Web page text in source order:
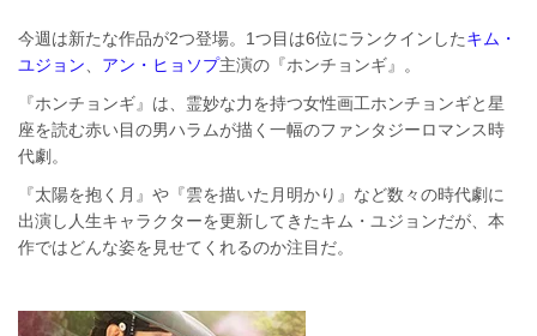
今週は新たな作品が2つ登場。1つ目は6位にランクインしたキム・
ユジョン、 アン・ヒョソプ主演の『ホンチョンギ』。
『ホンチョンギ』は、霊妙な力を持つ女性画工ホンチョンギと星
座を読む赤い目の男ハラムが描く一幅のファンタジーロマンス時
代劇。
『太陽を抱く月』や『雲を描いた月明かり』など数々の時代劇に
出演し人生キャラクターを更新してきたキム・ユジョンだが、本
作ではどんな姿を見せてくれるのか注目だ。